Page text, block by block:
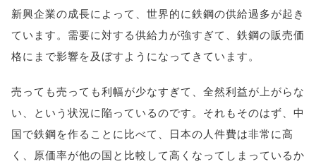
新興企業の成長によって、世界的に鉄鋼の供給過多が起き
ています。需要に対する供給力が強すぎて、鉄鋼の販売価
格にまで影響を及ぼすようになってきています。
売っても売っても利幅が少なすぎて、全然利益が上がらな
い、という状況に陥っているのです。それもそのはず、中
国で鉄鋼を作ることに比べて、日本の人件費は非常に高
く、原価率が他の国と比較して高くなってしまっているか